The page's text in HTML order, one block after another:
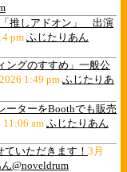
推しアドオン」 出演
pmふじたりあん
ングのすすめ」一般公
1:49 pm ふじたりあ
ーターをBoothでも販売
11:06 am ふじたりあん
ていただきます！ 3月
@noveldrum